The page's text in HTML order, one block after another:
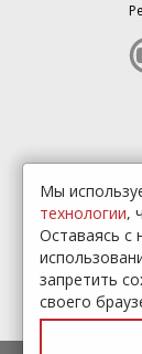
Мы
технологии,
Оставаясь с
запретить
своего